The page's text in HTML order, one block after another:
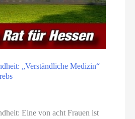
„Verständliche Medizin“
Eine von acht Frauen ist